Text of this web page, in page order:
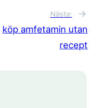
Nästa:
köp amfetamin utan
recept
→